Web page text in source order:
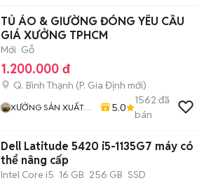
TỦ ÁO & GIƯỜNG ĐÓNG YÊU CẦU
GIÁ XƯỞNG TPHCM
Mới Gỗ
1.200.000 đ
Q. Bình Thạnh (P. Gia Định mới)
XƯỞNG SẢN XUẤT
5.0
1562 đã
bán
Dell Latitude 5420 i5-1135G7 máy có
thể nâng cấp
Intel Core i5 16 GB 256 GB SSD